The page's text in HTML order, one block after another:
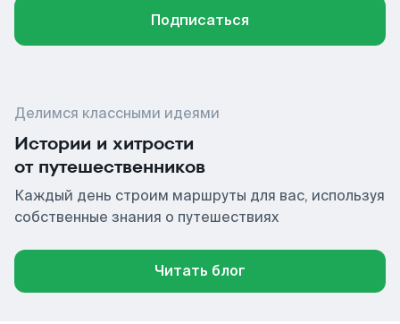
Подписаться
Делимся классными идеями
Истории и хитрости
от путешественников
Каждый день строим маршруты для вас, используя
собственные знания о путешествиях
Читать блог